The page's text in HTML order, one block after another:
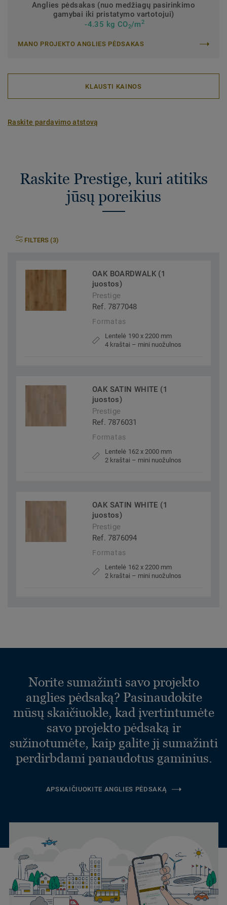
Anglies pėdsakas (nuo medžiagų pasirinkimo
gamybai iki pristatymo vartotojui)
-4.35 kg CO2/m2
MANO PROJEKTO ANGLIES PĖDSAKAS
KLAUSTI KAINOS
Raskite pardavimo atstovą
Raskite Prestige, kuri atitiks
jūsų poreikius
FILTERS (3)
OAK BOARDWALK (1
juostos)
Prestige
Ref. 7877048
Formatas
Lentelė 190 x 2200 mm
4 kraštai – mini nuožulnos
OAK SATIN WHITE (1
juostos)
Prestige
Ref. 7876031
Formatas
Lentelė 162 x 2000 mm
2 kraštai – mini nuožulnos
OAK SATIN WHITE (1
juostos)
Prestige
Ref. 7876094
Formatas
Lentelė 162 x 2200 mm
2 kraštai – mini nuožulnos
Norite sumažinti savo projekto
anglies pėdsaką? Pasinaudokite
mūsų skaičiuokle, kad įvertintumėte
savo projekto pėdsaką ir
sužinotumėte, kaip galite jį sumažinti
perdirbdami panaudotus gaminius.
APSKAIČIUOKITE ANGLIES PĖDSAKĄ